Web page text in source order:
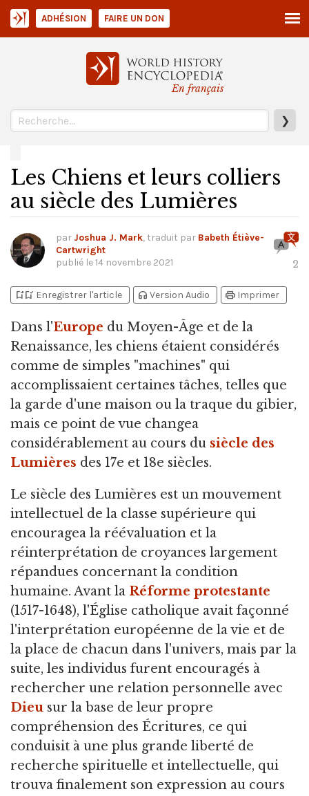
En français
❯
ADHÉSION FAIRE UN DON
Les Chiens et leurs colliers
au siècle des Lumières
par Joshua J. Mark, traduit par Babeth Étiève-
Cartwright
publié le14 novembre 2021 2
bookmark_addbookmark_added Enregistrer l'article headphones Version Audio print Imprimer
Dans l'Europe du Moyen-Âge et de la
Renaissance, les chiens étaient considérés
comme de simples "machines" qui
accomplissaient certaines tâches, telles que
la garde d'une maison ou la traque du gibier,
mais ce point de vue changea
considérablement au cours du siècle des
Lumières des 17e et 18e siècles.
Le siècle des Lumières est un mouvement
intellectuel de la classe supérieure qui
encouragea la réévaluation et la
réinterprétation de croyances largement
répandues concernant la condition
humaine. Avant la Réforme protestante
(1517-1648), l'Église catholique avait façonné
l'interprétation européenne de la vie et de
la place de chacun dans l'univers, mais par la
suite, les individus furent encouragés à
rechercher une relation personnelle avec
Dieu sur la base de leur propre
compréhension des Écritures, ce qui
conduisit à une plus grande liberté de
recherche spirituelle et intellectuelle, qui
trouva finalement son expression au cours